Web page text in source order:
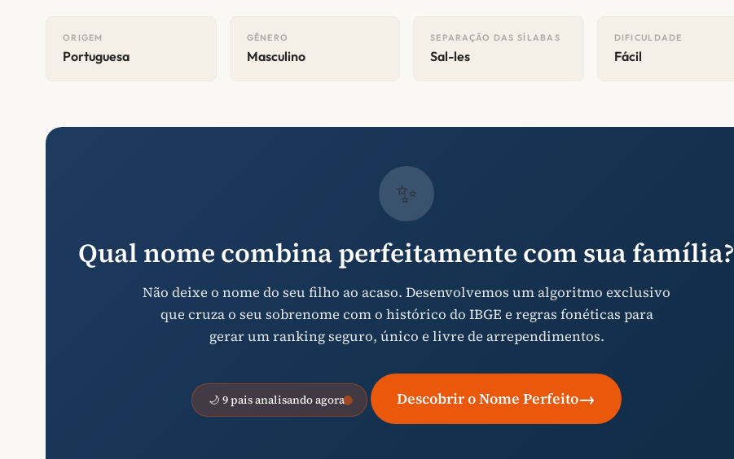
ORIGEM
Portuguesa
GÊNERO
Masculino
SEPARAÇÃO DAS SÍLABAS
Sal-les
DIFICULDADE
Fácil
✨
Qual nome combina perfeitamente com sua família?
Não deixe o nome do seu filho ao acaso. Desenvolvemos um algoritmo exclusivo
que cruza o seu sobrenome com o histórico do IBGE e regras fonéticas para
gerar um ranking seguro, único e livre de arrependimentos.
🌙 9 pais analisando agora Descobrir o Nome Perfeito→